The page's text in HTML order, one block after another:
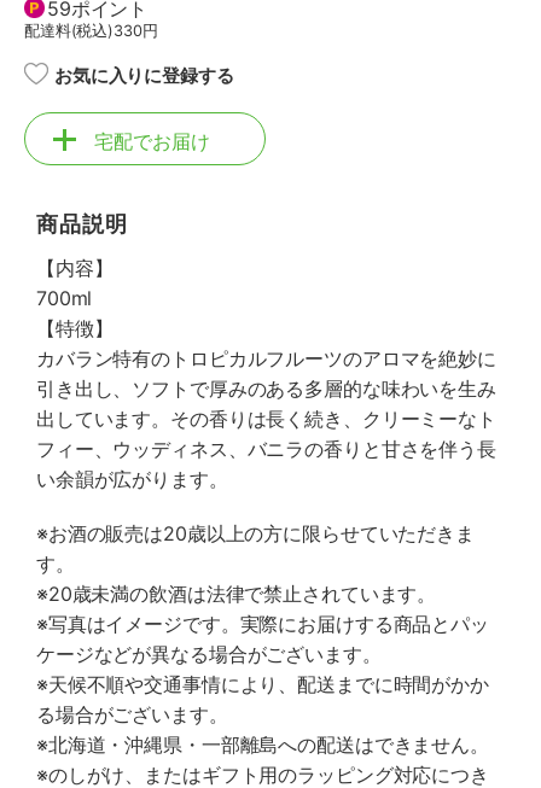
59ポイント
配達料(税込)330円
お気に入りに登録する
宅配でお届け
商品説明
【内容】
700ml
【特徴】
カバラン特有のトロピカルフルーツのアロマを絶妙に
引き出し、ソフトで厚みのある多層的な味わいを生み
出しています。その香りは長く続き、クリーミーなト
フィー、ウッディネス、バニラの香りと甘さを伴う長
い余韻が広がります。
※お酒の販売は20歳以上の方に限らせていただきま
す。
※20歳未満の飲酒は法律で禁止されています。
※写真はイメージです。実際にお届けする商品とパッ
ケージなどが異なる場合がございます。
※天候不順や交通事情により、配送までに時間がかか
る場合がございます。
※北海道・沖縄県・一部離島への配送はできません。
※のしがけ、またはギフト用のラッピング対応につき